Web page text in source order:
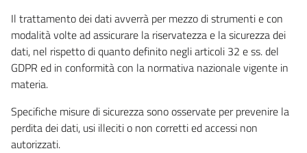
Il trattamento dei dati avverrà per mezzo di strumenti e con
modalità volte ad assicurare la riservatezza e la sicurezza dei
dati, nel rispetto di quanto definito negli articoli 32 e ss. del
GDPR ed in conformità con la normativa nazionale vigente in
materia.
Specifiche misure di sicurezza sono osservate per prevenire la
perdita dei dati, usi illeciti o non corretti ed accessi non
autorizzati.